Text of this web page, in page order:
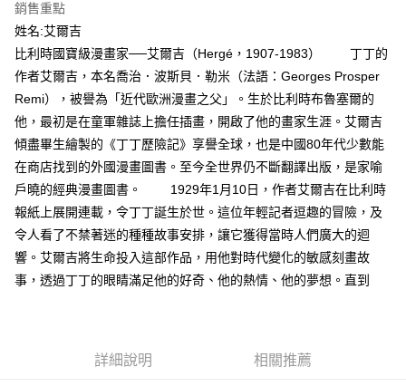
ATM／網路銀行／等多元方式進行付款，方視為交易完成。
※ 請注意：結帳手續完成當下不需立刻繳費，但若您需要取消訂單，請聯絡
購買商品的店家。未經商家同意取消之訂單仍視為有效，需透過AFTEE先享
後付繳納相關費用。
※ 交易是否成功請以「AFTEE先享後付 」之結帳頁面顯示為準，若有關於
是否繳費成功／繳費後需取消欲退款等相關疑問，請聯繫「AFTEE先享後付
【注意事項】
１．透過由恩沛科技股份有限公司提供之「AFTEE先享後付」服務完成之交
易，需依本服務之必要範圍內提供個人資料，並將交易相關給付款項請求債
權轉讓予恩沛科技股份有限公司。
２．關於個人資料處理事宜，請瀏覽以下網址：
３．未成年的使用者請事先徵得法定代理人或監護人之同意方可使用
「AFTEE先享後付」，若未經同意申辦者引起之損失，本公司不負相關責
任。
４．使用「AFTEE先享後付」時，將依據個別帳號之用戶狀況，依本公司即
恩沛科技股份有限公司將有權停止該用戶之使用額度並採取法律行動。
每筆NT$80，滿NT$500(含以上)免運費
付款後萊爾富取貨
每筆NT$80，滿NT$500(含以上)免運費
7-11取貨付款
每筆NT$80，滿NT$500(含以上)免運費
付款後7-11取貨
每筆NT$80，滿NT$500(含以上)免運費
宅配
每筆NT$100，滿NT$800(含以上)免運費
銷售重點
姓名:艾爾吉
比利時國寶級漫畫家──艾爾吉（Hergé，1907-1983） 丁丁的
作者艾爾吉，本名喬治．波斯貝．勒米（法語：Georges Prosper
Remi），被譽為「近代歐洲漫畫之父」。生於比利時布魯塞爾的
他，最初是在童軍雜誌上擔任插畫，開啟了他的畫家生涯。艾爾吉
傾盡畢生繪製的《丁丁歷險記》享譽全球，也是中國80年代少數能
在商店找到的外國漫畫圖書。至今全世界仍不斷翻譯出版，是家喻
戶曉的經典漫畫圖書。 1929年1月10日，作者艾爾吉在比利時
報紙上展開連載，令丁丁誕生於世。這位年輕記者逗趣的冒險，及
令人看了不禁著迷的種種故事安排，讓它獲得當時人們廣大的迴
響。艾爾吉將生命投入這部作品，用他對時代變化的敏感刻畫故
事，透過丁丁的眼睛滿足他的好奇、他的熱情、他的夢想。直到
詳細說明 相關推薦